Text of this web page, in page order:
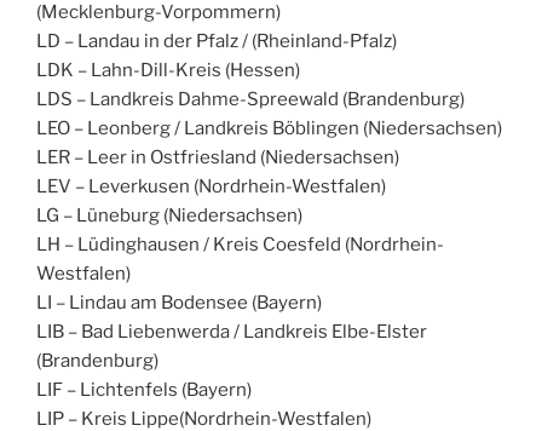
(Mecklenburg-Vorpommern)
LD – Landau in der Pfalz / (Rheinland-Pfalz)
LDK – Lahn-Dill-Kreis (Hessen)
LDS – Landkreis Dahme-Spreewald (Brandenburg)
LEO – Leonberg / Landkreis Böblingen (Niedersachsen)
LER – Leer in Ostfriesland (Niedersachsen)
LEV – Leverkusen (Nordrhein-Westfalen)
LG – Lüneburg (Niedersachsen)
LH – Lüdinghausen / Kreis Coesfeld (Nordrhein-
Westfalen)
LI – Lindau am Bodensee (Bayern)
LIB – Bad Liebenwerda / Landkreis Elbe-Elster
(Brandenburg)
LIF – Lichtenfels (Bayern)
LIP – Kreis Lippe(Nordrhein-Westfalen)